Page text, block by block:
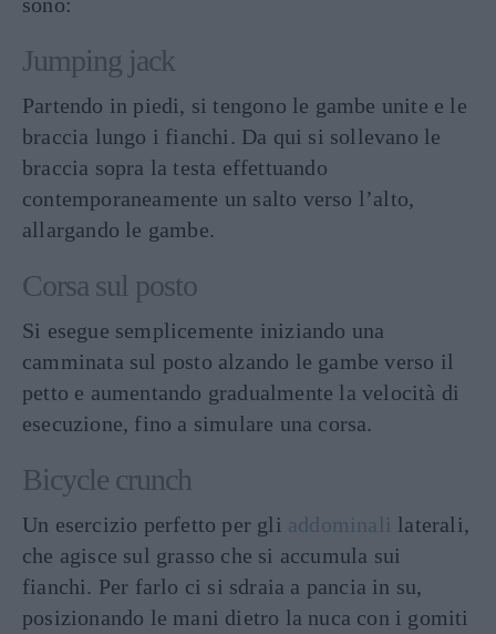
Jumping jack
Partendo in piedi, si tengono le gambe unite e le
braccia lungo i fianchi. Da qui si sollevano le
braccia sopra la testa effettuando
contemporaneamente un salto verso l’alto,
allargando le gambe.
Corsa sul posto
Si esegue semplicemente iniziando una
camminata sul posto alzando le gambe verso il
petto e aumentando gradualmente la velocità di
esecuzione, fino a simulare una corsa.
Bicycle crunch
Un esercizio perfetto per gli addominali laterali,
che agisce sul grasso che si accumula sui
fianchi. Per farlo ci si sdraia a pancia in su,
posizionando le mani dietro la nuca con i gomiti